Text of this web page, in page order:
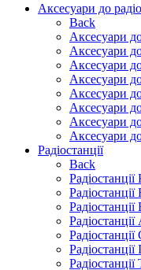
Аксесуари до
Back
Аксесуари
Аксесуари
Аксесуари
Аксесуари
Аксесуари
Аксесуари
Аксесуари
Аксесуари
Радіостанції
Back
Радіостанції